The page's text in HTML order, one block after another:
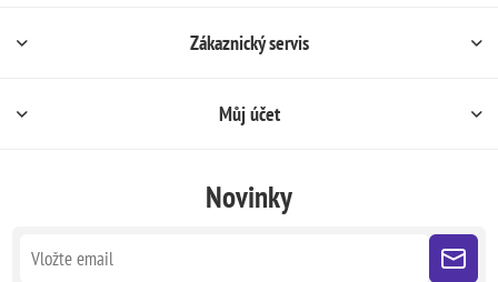
Zákaznický servis
Můj účet
Novinky